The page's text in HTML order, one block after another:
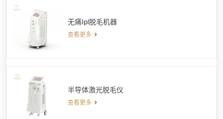
无痛Ipl脱毛机器
查看更多
半导体激光脱毛仪
查看更多